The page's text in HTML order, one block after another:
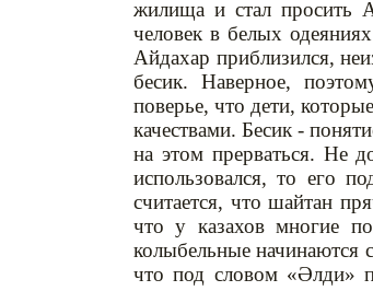
жилища и стал просить
человек в белых
Айдахар приблизился,
бесик. Наверное,
поверье, что дети,
качествами. Бесик -
на этом прерваться. Не
использовался, то его
считается, что шайтан
что у казахов многие
колыбельные начинаются
что под словом «Әлди»